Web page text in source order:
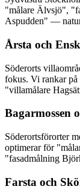
"målare Älvsjö",
Aspudden" —
Årsta och
Söderorts
fokus. Vi rankar
"villamålare
Bagarmossen
Söderortsförorter
optimerar för
"fasadmålning
Farsta och